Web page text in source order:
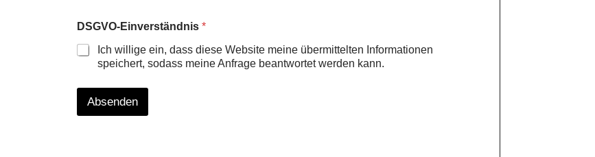
DSGVO-Einverständnis *
Ich willige ein, dass diese Website meine übermittelten Informationen
speichert, sodass meine Anfrage beantwortet werden kann.
Absenden